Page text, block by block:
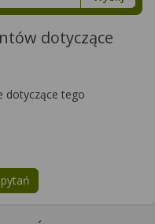
dotyczące
dotyczące tego
Gardan (Re-Algin)